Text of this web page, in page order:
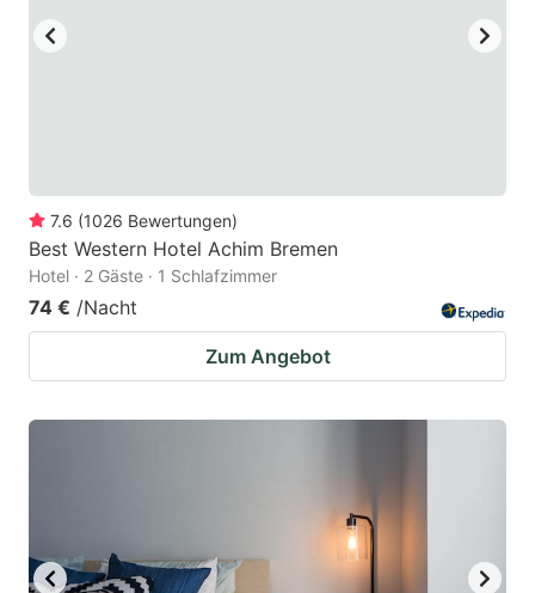
7.6 (1026 Bewertungen)
Best Western Hotel Achim Bremen
Hotel · 2 Gäste · 1 Schlafzimmer
74 € /Nacht
Zum Angebot